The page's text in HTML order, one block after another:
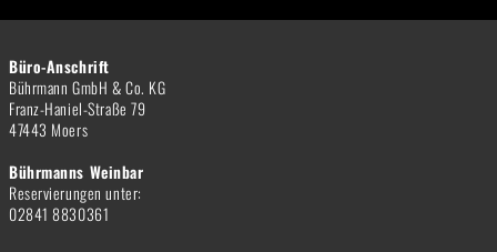
Büro-Anschrift
Bührmann GmbH & Co. KG
Franz-Haniel-Straße 79
47443 Moers
Bührmanns Weinbar
Reservierungen unter:
02841 8830361